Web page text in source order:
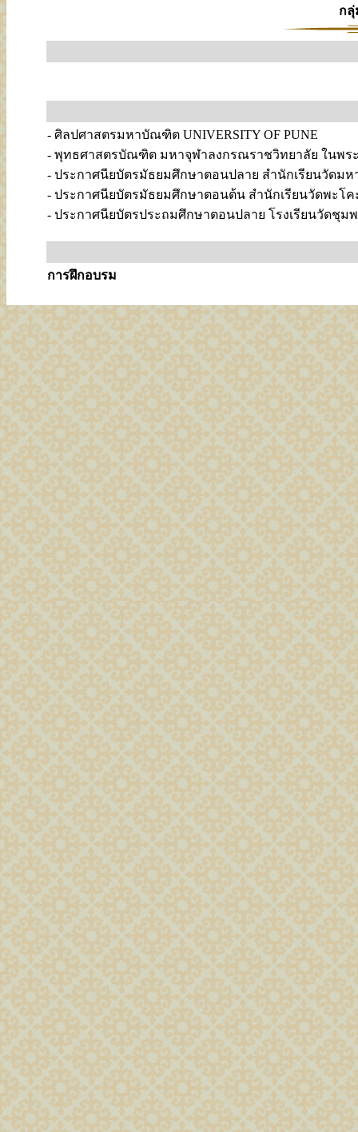
กลุ่
- ศิลปศาสตรมหาบัณฑิต UNIVERSITY OF PUNE
- พุทธศาสตรบัณฑิต มหาจุฬาลงกรณราชวิทยาลัย ในพร
- ประกาศนียบัตรมัธยมศึกษาตอนปลาย สำนักเรียนวัดมห
- ประกาศนียบัตรมัธยมศึกษาตอนต้น สำนักเรียนวัดพะโค
- ประกาศนียบัตรประถมศึกษาตอนปลาย โรงเรียนวัดชุม
การฝึกอบรม